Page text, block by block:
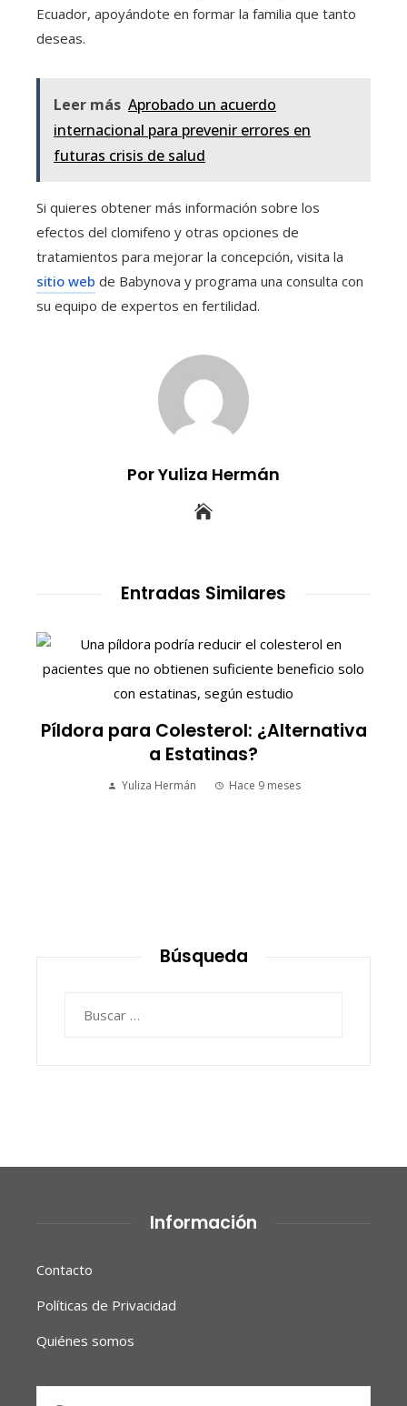
Ecuador, apoyándote en formar la familia que tanto
deseas.
Leer más Aprobado un acuerdo
internacional para prevenir errores en
futuras crisis de salud
Si quieres obtener más información sobre los
efectos del clomifeno y otras opciones de
tratamientos para mejorar la concepción, visita la
sitio web de Babynova y programa una consulta con
su equipo de expertos en fertilidad.
Por Yuliza Hermán
Entradas Similares
Píldora para Colesterol: ¿Alternativa
a Estatinas?
Yuliza Hermán Hace 9 meses
Búsqueda
Información
Contacto
Políticas de Privacidad
Quiénes somos